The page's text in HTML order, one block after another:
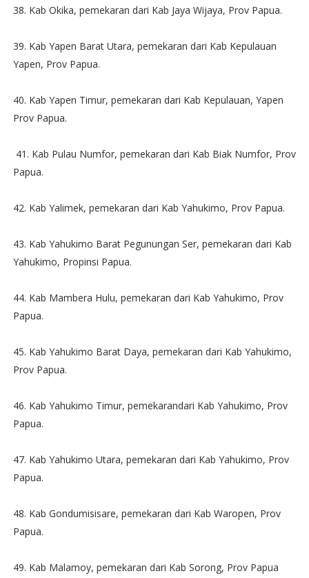
38. Kab Okika, pemekaran dari Kab Jaya Wijaya, Prov Papua.
39. Kab Yapen Barat Utara, pemekaran dari Kab Kepulauan
Yapen, Prov Papua.
40. Kab Yapen Timur, pemekaran dari Kab Kepulauan, Yapen
Prov Papua.
41. Kab Pulau Numfor, pemekaran dari Kab Biak Numfor, Prov
Papua.
42. Kab Yalimek, pemekaran dari Kab Yahukimo, Prov Papua.
43. Kab Yahukimo Barat Pegunungan Ser, pemekaran dari Kab
Yahukimo, Propinsi Papua.
44. Kab Mambera Hulu, pemekaran dari Kab Yahukimo, Prov
Papua.
45. Kab Yahukimo Barat Daya, pemekaran dari Kab Yahukimo,
Prov Papua.
46. Kab Yahukimo Timur, pemekarandari Kab Yahukimo, Prov
Papua.
47. Kab Yahukimo Utara, pemekaran dari Kab Yahukimo, Prov
Papua.
48. Kab Gondumisisare, pemekaran dari Kab Waropen, Prov
Papua.
49. Kab Malamoy, pemekaran dari Kab Sorong, Prov Papua